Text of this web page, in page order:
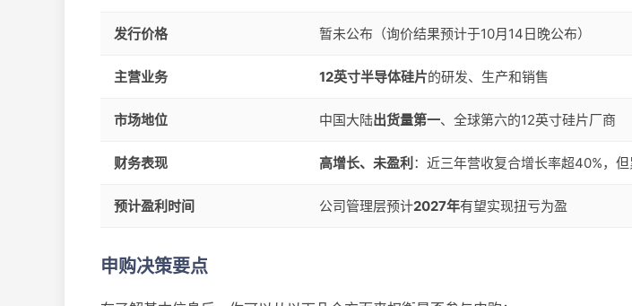
发行价格 暂未公布（询价结果预计于10月14日晚公布）
主营业务 12英寸半导体硅片的研发、生产和销售
市场地位 中国大陆​出货量第一​、全球第六的12英寸硅片厂商
财务表现 高增长、未盈利 ：近三年营收复合增长率超40%，
预计盈利时间 公司管理层预计2027年有望实现扭亏为盈
申购决策要点